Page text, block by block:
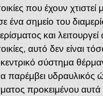
που έχουν
ένα σημείο του
και
αυτό δεν είναι
σύστημα
παρέμβει υδραυλικός
προκειμένου